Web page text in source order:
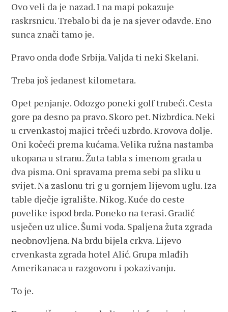
Ovo veli da je nazad. I na mapi pokazuje
raskrsnicu. Trebalo bi da je na sjever odavde. Eno
sunca znači tamo je.
Pravo onda dođe Srbija. Valjda ti neki Skelani.
Treba još jedanest kilometara.
Opet penjanje. Odozgo poneki golf trubeći. Cesta
gore pa desno pa pravo. Skoro pet. Nizbrdica. Neki
u crvenkastoj majici trčeći uzbrdo. Krovova dolje.
Oni kočeći prema kućama. Velika ružna nastamba
ukopana u stranu. Žuta tabla s imenom grada u
dva pisma. Oni spravama prema sebi pa sliku u
svijet. Na zaslonu tri g u gornjem lijevom uglu. Iza
table dječje igralište. Nikog. Kuće do ceste
povelike ispod brda. Poneko na terasi. Gradić
usječen uz ulice. Šumi voda. Spaljena žuta zgrada
neobnovljena. Na brdu bijela crkva. Lijevo
crvenkasta zgrada hotel Alić. Grupa mlađih
Amerikanaca u razgovoru i pokazivanju.
To je.